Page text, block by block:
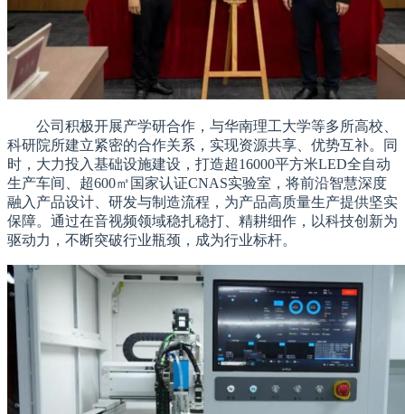
公司积极开展产学研合作，与华南理工大学等多所高校、
科研院所建立紧密的合作关系，实现资源共享、优势互补。同
时，大力投入基础设施建设，打造超16000平方米LED全自动
生产车间、超600㎡国家认证CNAS实验室，将前沿智慧深度
融入产品设计、研发与制造流程，为产品高质量生产提供坚实
保障。通过在音视频领域稳扎稳打、精耕细作，以科技创新为
驱动力，不断突破行业瓶颈，成为行业标杆。